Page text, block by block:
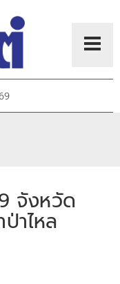
จังหวัด
าไหล